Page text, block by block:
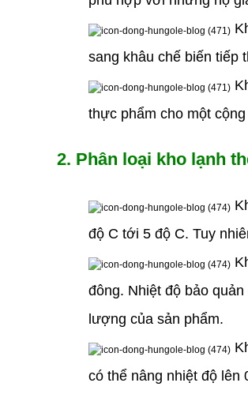
sang khâu chế biến tiếp
thực phẩm cho một
2. Phân loại kho lạnh
độ C tới 5 độ C. Tuy
đông. Nhiệt độ bảo
lượng của sản phẩm.
có thể nâng nhiệt độ lên